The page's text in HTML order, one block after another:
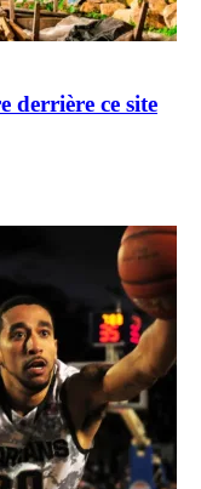
derrière ce site